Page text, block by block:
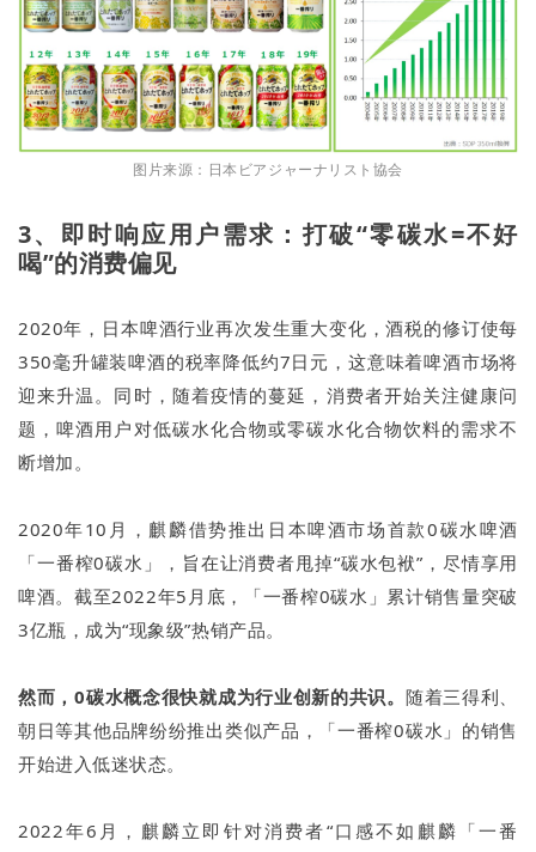
图片来源：日本ビアジャーナリスト協会
3、即时响应用户需求：打破“零碳水=不好
喝”的消费偏见
2020年，日本啤酒行业再次发生重大变化，酒税的修订使每
350毫升罐装啤酒的税率降低约7日元，这意味着啤酒市场将
迎来升温。同时，随着疫情的蔓延，消费者开始关注健康问
题，啤酒用户对低碳水化合物或零碳水化合物饮料的需求不
断增加。
2020年10月，麒麟借势推出日本啤酒市场首款0碳水啤酒
「一番榨0碳水」，旨在让消费者甩掉“碳水包袱”，尽情享用
啤酒。截至2022年5月底，「一番榨0碳水」累计销售量突破
3亿瓶，成为“现象级”热销产品。
然而，0碳水概念很快就成为行业创新的共识。 随着三得利、
朝日等其他品牌纷纷推出类似产品，「一番榨0碳水」的销售
开始进入低迷状态。
2022年6月，麒麟立即针对消费者“口感不如麒麟「一番